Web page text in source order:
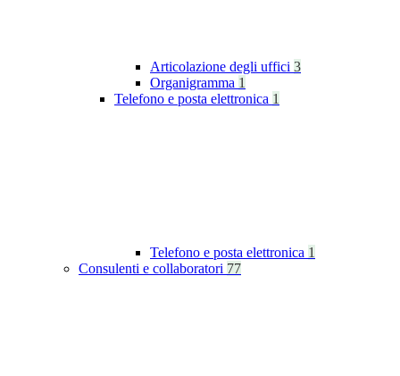
Articolazione degli uffici 3
Organigramma 1
Telefono e posta elettronica 1
Telefono e posta elettronica 1
Consulenti e collaboratori 77